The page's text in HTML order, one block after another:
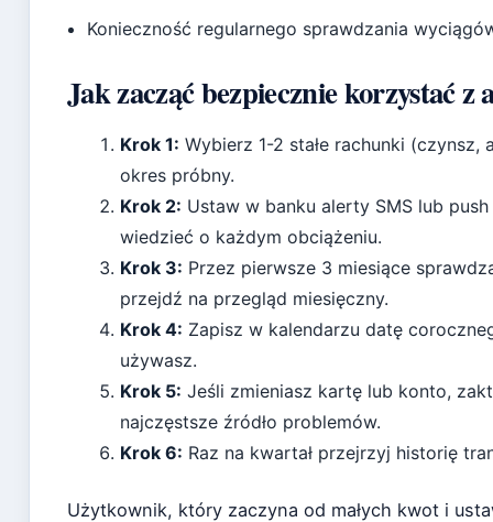
Konieczność regularnego sprawdzania
Jak zacząć bezpiecznie korzystać
Krok 1: Wybierz 1-2 stałe rachunki
okres próbny.
Krok 2: Ustaw w banku alerty SMS lub
wiedzieć o każdym obciążeniu.
Krok 3: Przez pierwsze 3 miesiące
przejdź na przegląd miesięczny.
Krok 4: Zapisz w kalendarzu datę
używasz.
Krok 5: Jeśli zmieniasz kartę lub konto,
najczęstsze źródło problemów.
Krok 6: Raz na kwartał przejrzyj historię
Użytkownik, który zaczyna od małych kwot i